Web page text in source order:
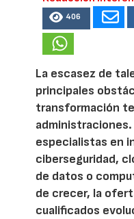
406
La escasez de
principales
transformación
administraciones.
especialistas en
ciberseguridad,
de datos o
de crecer, la
cualificados